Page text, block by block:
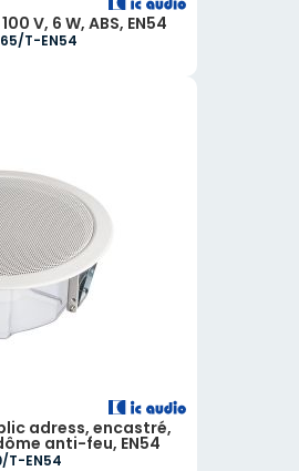
V, 6 W, ABS, EN54
T-EN54
adress, encastré,
anti-feu, EN54
T-EN54